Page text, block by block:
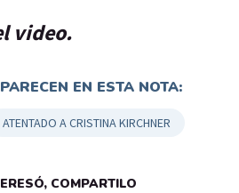
video.
EN ESTA NOTA:
ATENTADO A CRISTINA KIRCHNER
COMPARTILO